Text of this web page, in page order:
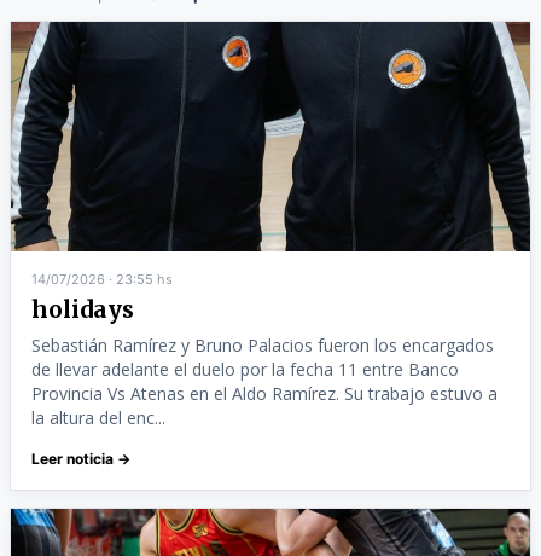
14/07/2026 · 23:55 hs
holidays
Sebastián Ramírez y Bruno Palacios fueron los encargados
de llevar adelante el duelo por la fecha 11 entre Banco
Provincia Vs Atenas en el Aldo Ramírez. Su trabajo estuvo a
la altura del enc...
Leer noticia →